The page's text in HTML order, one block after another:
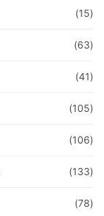
(15)
(63)
(41)
(105)
(106)
(133)
(78)